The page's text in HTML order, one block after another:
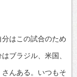
分はこの試合のため
ブラジル、米国、
んある。いつもそ